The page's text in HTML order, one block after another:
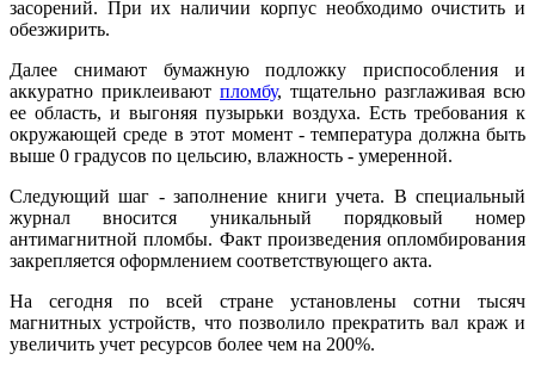
засорений. При их наличии корпус необходимо очистить и
обезжирить.
Далее снимают бумажную подложку приспособления и
аккуратно приклеивают пломбу, тщательно разглаживая всю
ее область, и выгоняя пузырьки воздуха. Есть требования к
окружающей среде в этот момент - температура должна быть
выше 0 градусов по цельсию, влажность - умеренной.
Следующий шаг - заполнение книги учета. В специальный
журнал вносится уникальный порядковый номер
антимагнитной пломбы. Факт произведения опломбирования
закрепляется оформлением соответствующего акта.
На сегодня по всей стране установлены сотни тысяч
магнитных устройств, что позволило прекратить вал краж и
увеличить учет ресурсов более чем на 200%.